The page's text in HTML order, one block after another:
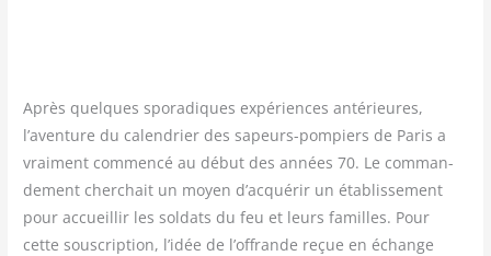
Après quelques spo­ra­diques expé­riences anté­rieures,
l’aventure du calen­drier des sapeurs-pom­piers de Paris a
vrai­ment com­men­cé au début des années 70. Le com­man­
de­ment cher­chait un moyen d’acquérir un éta­blis­se­ment
pour accueillir les sol­dats du feu et leurs familles. Pour
cette sous­crip­tion, l’idée de l’offrande reçue en échange